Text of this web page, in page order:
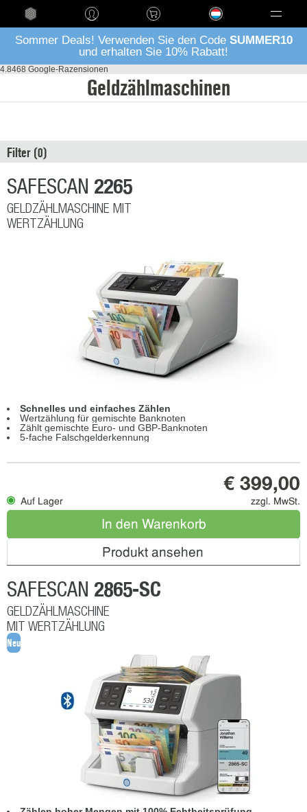
Language
Sommer Deals! Verwenden Sie den Code SUMMER10
und erhalten Sie 10% Rabatt!
4.8468 Google-Razensionen
Geldzählmaschinen
Filter
SAFESCAN 2265
GELDZÄHLMASCHINE MIT
WERTZÄHLUNG
Schnelles und einfaches Zählen
Wertzählung für gemischte Banknoten
Zählt gemischte Euro- und GBP-Banknoten
5-fache Falschgelderkennung
Auf Lager
€ 399,00
zzgl. MwSt.
In den Warenkorb
Produkt ansehen
SAFESCAN 2865-SC
GELDZÄHLMASCHINE
MIT WERTZÄHLUNG
Neu